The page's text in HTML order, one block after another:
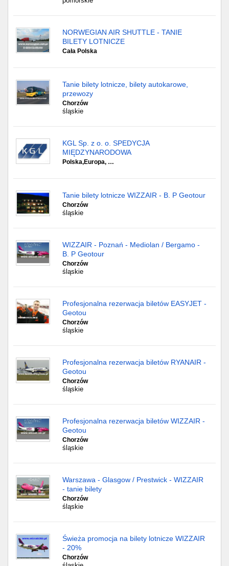
NORWEGIAN AIR SHUTTLE - TANIE
BILETY LOTNICZE
Cała Polska
Tanie bilety lotnicze, bilety autokarowe,
przewozy
Chorzów
śląskie
KGL Sp. z o. o. SPEDYCJA
MIĘDZYNARODOWA
Polska,Europa, …
Tanie bilety lotnicze WIZZAIR - B. P Geotour
Chorzów
śląskie
WIZZAIR - Poznań - Mediolan / Bergamo -
B. P Geotour
Chorzów
śląskie
Profesjonalna rezerwacja biletów EASYJET -
Geotou
Chorzów
śląskie
Profesjonalna rezerwacja biletów RYANAIR -
Geotou
Chorzów
śląskie
Profesjonalna rezerwacja biletów WIZZAIR -
Geotou
Chorzów
śląskie
Warszawa - Glasgow / Prestwick - WIZZAIR
- tanie bilety
Chorzów
śląskie
Świeża promocja na bilety lotnicze WIZZAIR
- 20%
Chorzów